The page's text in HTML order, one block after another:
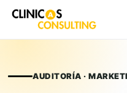
contentAUDITORÍA ·